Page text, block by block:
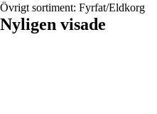
Övrigt sortiment: Fyrfat/Eldkorg
Nyligen visade